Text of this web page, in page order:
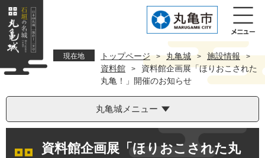
の
頭
ー
飛
文
現在地 トップページ > 丸亀城 > 施設情報 >
資料館 >
資料館企画展「ほりおこされた
丸亀！」開催のお知らせ
丸亀城メニュー
資料館企画展「ほりおこされた丸